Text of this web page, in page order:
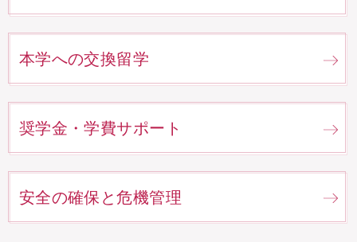
本学への交換留学
奨学金・学費サポート
安全の確保と危機管理